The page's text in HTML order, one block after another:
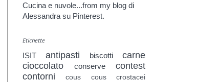
Cucina e nuvole...from my blog di
Alessandra su Pinterest.
Etichette
ISIT antipasti biscotti
carne
cioccolato
conserve
contest
contorni
cous cous crostacei